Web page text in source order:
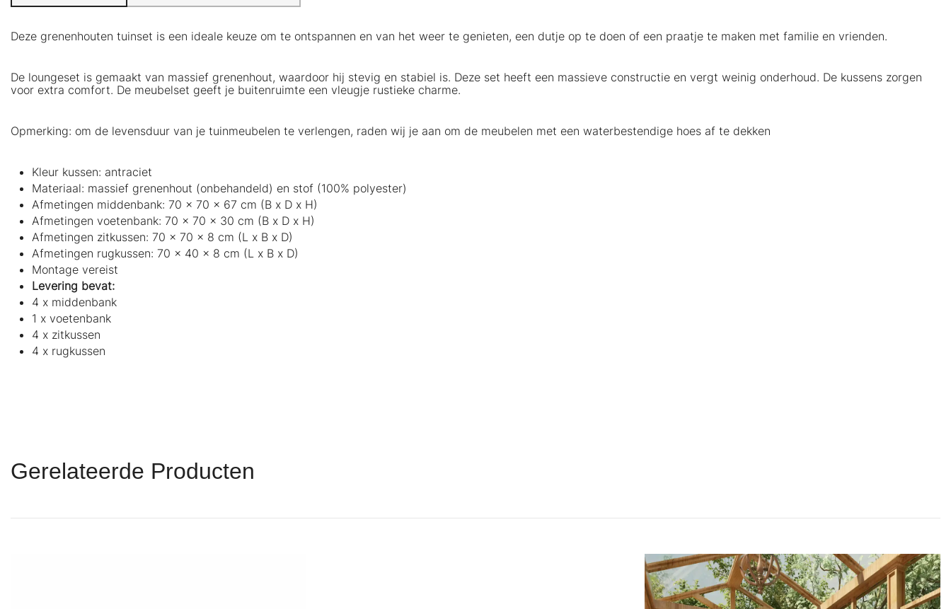
Deze grenenhouten tuinset is een ideale keuze om te ontspannen en van het weer te genieten, een dutje op te doen of een praatje te maken met familie en vrienden.
De loungeset is gemaakt van massief grenenhout, waardoor hij stevig en stabiel is. Deze set heeft een massieve constructie en vergt weinig onderhoud. De kussens zorgen
voor extra comfort. De meubelset geeft je buitenruimte een vleugje rustieke charme.
Opmerking: om de levensduur van je tuinmeubelen te verlengen, raden wij je aan om de meubelen met een waterbestendige hoes af te dekken
Kleur kussen: antraciet
Materiaal: massief grenenhout (onbehandeld) en stof (100% polyester)
Afmetingen middenbank: 70 x 70 x 67 cm (B x D x H)
Afmetingen voetenbank: 70 x 70 x 30 cm (B x D x H)
Afmetingen zitkussen: 70 x 70 x 8 cm (L x B x D)
Afmetingen rugkussen: 70 x 40 x 8 cm (L x B x D)
Montage vereist
Levering bevat:
4 x middenbank
1 x voetenbank
4 x zitkussen
4 x rugkussen
Gerelateerde Producten